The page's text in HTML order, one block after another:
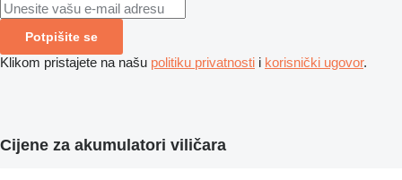
Potpišite se
Klikom pristajete na našu politiku privatnosti i korisnički ugovor.
Cijene za akumulatori viličara